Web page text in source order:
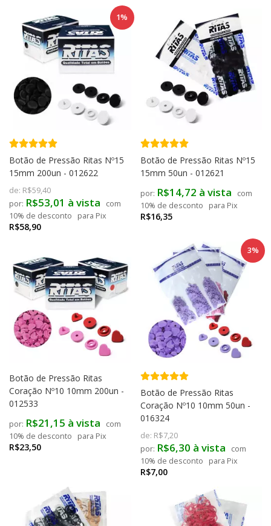
Botão de Pressão Ritas Nº15
15mm 200un - 012622
de: R$59,40
R$58,90
R$53,01 à vista
com
10% de desconto
para Pix
1%
Botão de Pressão Ritas Nº15
15mm 50un - 012621
R$16,35
R$14,72 à vista
com
10% de desconto
para Pix
Botão de Pressão Ritas
Coração Nº10 10mm 200un -
012533
R$23,50
R$21,15 à vista
com
10% de desconto
para Pix
Botão de Pressão Ritas
Coração Nº10 10mm 50un -
016324
de: R$7,20
R$7,00
R$6,30 à vista
com
10% de desconto
para Pix
3%